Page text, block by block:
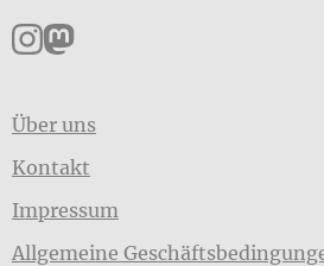
Pankpress auf
Pankpress auf
Über uns
Kontakt
Impressum
Allgemeine